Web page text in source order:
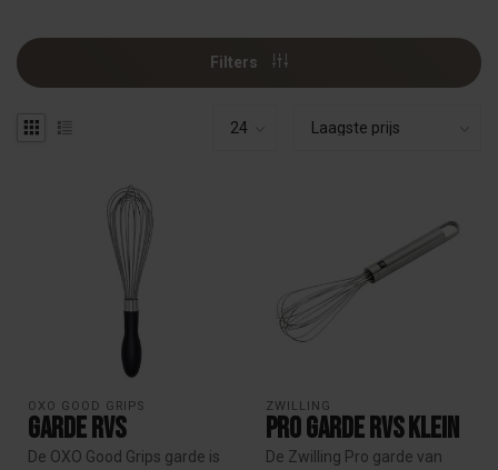
Filters
OXO GOOD GRIPS
Garde RVS
De OXO Good Grips garde is
ZWILLING
Pro Garde RVS Klein
De Zwilling Pro garde van